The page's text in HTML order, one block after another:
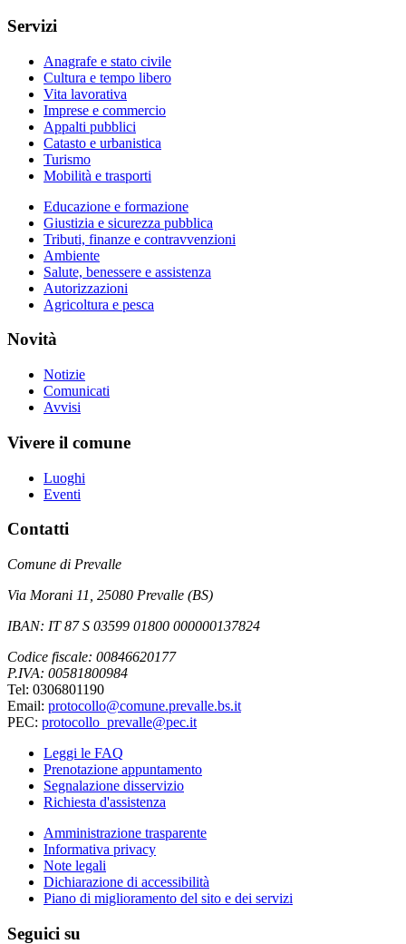
Servizi
Anagrafe e stato civile
Cultura e tempo libero
Vita lavorativa
Imprese e commercio
Appalti pubblici
Catasto e urbanistica
Turismo
Mobilità e trasporti
Educazione e formazione
Giustizia e sicurezza pubblica
Tributi, finanze e contravvenzioni
Ambiente
Salute, benessere e assistenza
Autorizzazioni
Agricoltura e pesca
Novità
Notizie
Comunicati
Avvisi
Vivere il comune
Luoghi
Eventi
Contatti
Comune di Prevalle
Via Morani 11, 25080 Prevalle (BS)
IBAN: IT 87 S 03599 01800 000000137824
Codice fiscale: 00846620177
P.IVA: 00581800984
Tel: 0306801190
Email: protocollo@comune.prevalle.bs.it
PEC: protocollo_prevalle@pec.it
Leggi le FAQ
Prenotazione appuntamento
Segnalazione disservizio
Richiesta d'assistenza
Amministrazione trasparente
Informativa privacy
Note legali
Dichiarazione di accessibilità
Piano di miglioramento del sito e dei servizi
Seguici su